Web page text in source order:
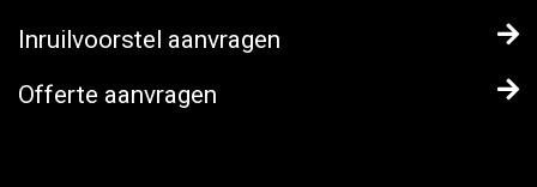
Inruilvoorstel aanvragen
Offerte aanvragen